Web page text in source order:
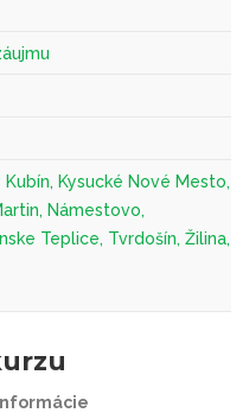
Kysucké Nové Mesto,
Námestovo,
Teplice, Tvrdošín, Žilina,